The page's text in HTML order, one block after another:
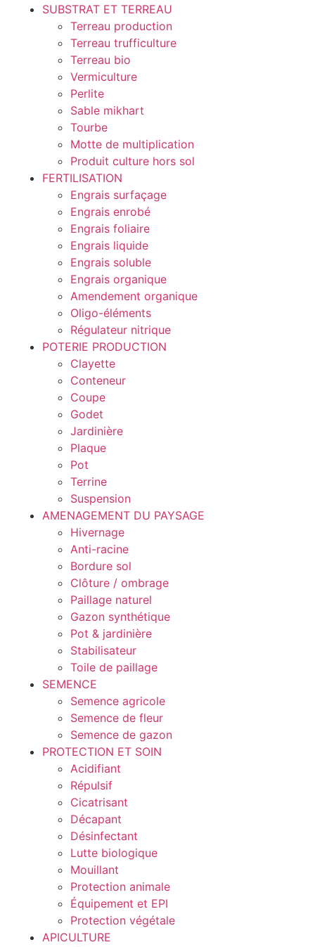
SUBSTRAT ET TERREAU
Terreau production
Terreau trufficulture
Terreau bio
Vermiculture
Perlite
Sable mikhart
Tourbe
Motte de multiplication
Produit culture hors sol
FERTILISATION
Engrais surfaçage
Engrais enrobé
Engrais foliaire
Engrais liquide
Engrais soluble
Engrais organique
Amendement organique
Oligo-éléments
Régulateur nitrique
POTERIE PRODUCTION
Clayette
Conteneur
Coupe
Godet
Jardinière
Plaque
Pot
Terrine
Suspension
AMENAGEMENT DU PAYSAGE
Hivernage
Anti-racine
Bordure sol
Clôture / ombrage
Paillage naturel
Gazon synthétique
Pot & jardinière
Stabilisateur
Toile de paillage
SEMENCE
Semence agricole
Semence de fleur
Semence de gazon
PROTECTION ET SOIN
Acidifiant
Répulsif
Cicatrisant
Décapant
Désinfectant
Lutte biologique
Mouillant
Protection animale
Équipement et EPI
Protection végétale
APICULTURE